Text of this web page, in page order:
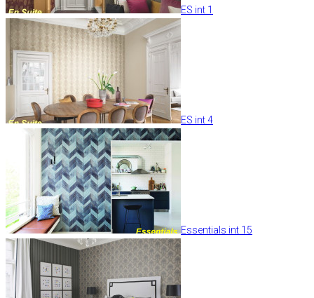
ES int 1
ES int 4
Essentials int 15